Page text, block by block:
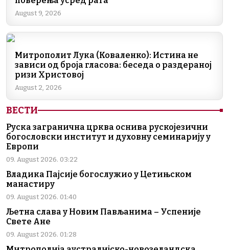
o
o
n
m
p
k
August 9, 2026
Митрополит Лука (Коваленко): Истина не
зависи од броја гласова: беседа о раздераној
ризи Христовој
August 2, 2026
ВЕСТИ
Руска загранична црква оснива рускојезични
богословски институт и духовну семинарију у
Европи
09. August 2026. 03:22
Владика Пајсије богослужио у Цетињском
манастиру
09. August 2026. 01:40
Љетна слава у Новим Пављанима – Успеније
Свете Ане
09. August 2026. 01:28